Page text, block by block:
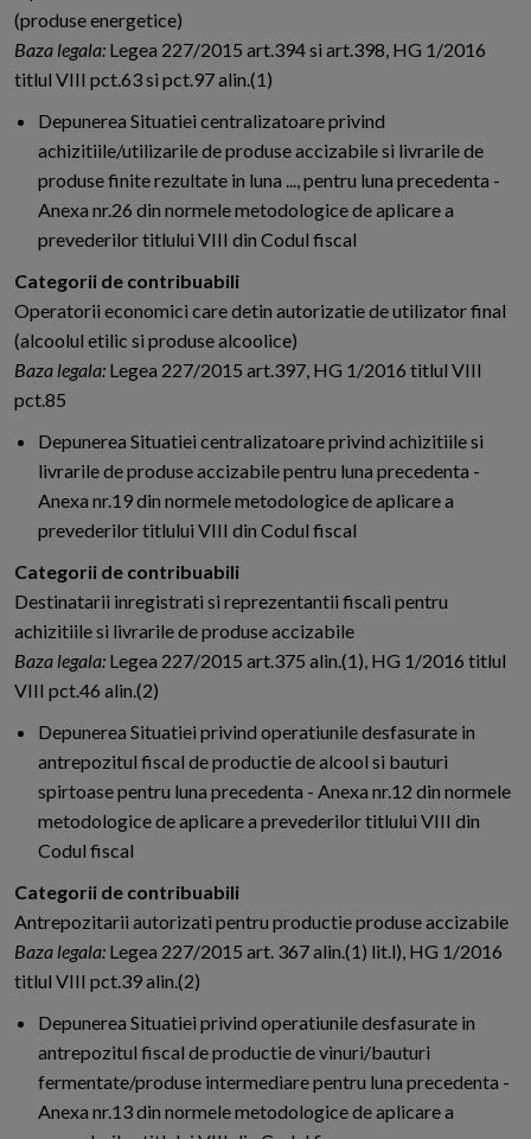
(produse energetice)
Baza legala: Legea 227/2015 art.394 si art.398, HG 1/2016
titlul VIII pct.63 si pct.97 alin.(1)
Depunerea Situatiei centralizatoare privind
achizitiile/utilizarile de produse accizabile si livrarile de
produse finite rezultate in luna ..., pentru luna precedenta -
Anexa nr.26 din normele metodologice de aplicare a
prevederilor titlului VIII din Codul fiscal
Categorii de contribuabili
Operatorii economici care detin autorizatie de utilizator final
(alcoolul etilic si produse alcoolice)
Baza legala: Legea 227/2015 art.397, HG 1/2016 titlul VIII
pct.85
Depunerea Situatiei centralizatoare privind achizitiile si
livrarile de produse accizabile pentru luna precedenta -
Anexa nr.19 din normele metodologice de aplicare a
prevederilor titlului VIII din Codul fiscal
Categorii de contribuabili
Destinatarii inregistrati si reprezentantii fiscali pentru
achizitiile si livrarile de produse accizabile
Baza legala: Legea 227/2015 art.375 alin.(1), HG 1/2016 titlul
VIII pct.46 alin.(2)
Depunerea Situatiei privind operatiunile desfasurate in
antrepozitul fiscal de productie de alcool si bauturi
spirtoase pentru luna precedenta - Anexa nr.12 din normele
metodologice de aplicare a prevederilor titlului VIII din
Codul fiscal
Categorii de contribuabili
Antrepozitarii autorizati pentru productie produse accizabile
Baza legala: Legea 227/2015 art. 367 alin.(1) lit.l), HG 1/2016
titlul VIII pct.39 alin.(2)
Depunerea Situatiei privind operatiunile desfasurate in
antrepozitul fiscal de productie de vinuri/bauturi
fermentate/produse intermediare pentru luna precedenta -
Anexa nr.13 din normele metodologice de aplicare a